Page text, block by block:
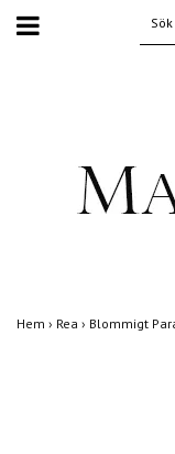
Hem › Rea › Blommigt